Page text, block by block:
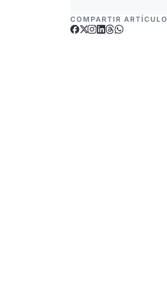
COMPARTIR ARTÍCULO